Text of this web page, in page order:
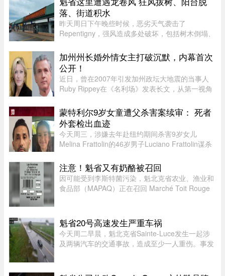
发现在稳定关系中，最受欢 ...
落、街道积水
昨天周日下午晚些时候，恶劣天气袭击了
Repentigny，强风造成多处破坏，包括树木倒塌、
体上的多个现场影像，怀疑当地可能出现“一场小
型龙卷风”，但目前尚无法正式确认 ...
加州州长婚外情女主打破沉默，内幕首次
公开！
近日，曾在2007年引发加州政坛大地震的当事人
Ruby Rippey在《名利场》发表长文，从第一视角
Gavin Newsom的一段婚外情。这段尘封多年的往
事再次被推向风口浪尖。Gavin New ...
蒙特利尔9岁女童遭父杀害案续审： 死者
外套检出血迹
今天周三，涉嫌去年赴纽约期间杀害9岁女儿
Melina Frattolin的46岁男子Luciano Frattolin谋杀
Luciano Frattolin被控二级谋杀及藏匿尸体，两项
罪名均不认罪，自2025年7月被捕以 ...
注意！魁省又有奶酪被召回
因可能受到李斯特菌污染，魁北克省农业、渔业和
食品部（MAPAQ）正在召回 Marché Toit Rouge
年 7 月 6 日至 16 ...
魁省20号高速发生严重车祸
今天周二早晨，魁北克省Sainte-Luce发生一起涉
及两辆汽车的交通事故，造成至少一人重伤。事发
处。目前事故具体原因尚未公布 ...